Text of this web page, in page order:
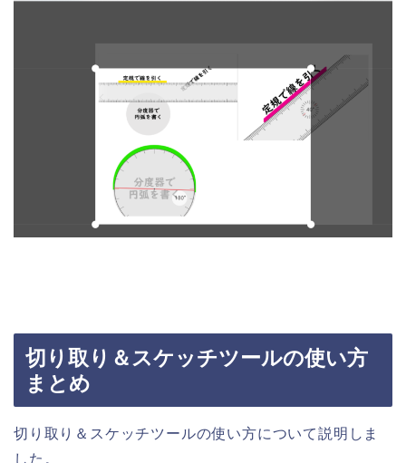
切り取り＆スケッチツールの使い方
まとめ
切り取り＆スケッチツールの使い方について説明しま
した。